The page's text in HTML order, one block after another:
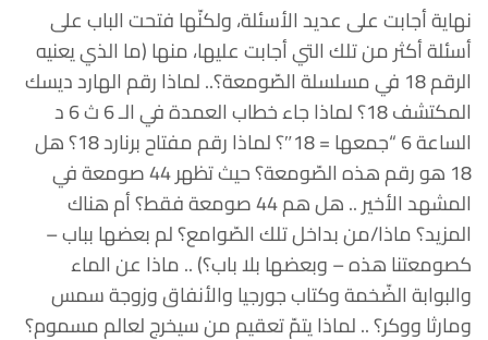
نهاية أجابت على عديد الأسئلة، ولكنّها فتحت الباب على
أسئلة أكثر من تلك التي أجابت عليها، منها (ما الذي يعنيه
الرقم 18 في مسلسلة الصّومعة؟.. لماذا رقم الهارد ديسك
المكتشف 18؟ لماذا جاء خطاب العمدة في الـ 6 ث 6 د
الساعة 6 “جمعها = 18″؟ لماذا رقم مفتاح برنارد 18؟ هل
18 هو رقم هذه الصّومعة؟ حيث تظهر 44 صومعة في
المشهد الأخير .. هل هم 44 صومعة فقط؟ أم هناك
المزيد؟ ماذا/من بداخل تلك الصّوامع؟ لم بعضها بباب –
كصومعتنا هذه – وبعضها بلا باب؟) .. ماذا عن الماء
والبوابة الضّخمة وكتاب جورجيا والأنفاق وزوجة سمس
ومارثا ووكر؟ .. لماذا يتمّ تعقيم من سيخرج لعالم مسموم؟